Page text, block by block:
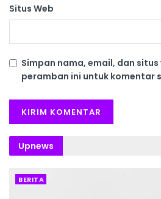
Situs Web
Simpan nama, email, dan
peramban ini untuk komentar
Upnews
BERITA